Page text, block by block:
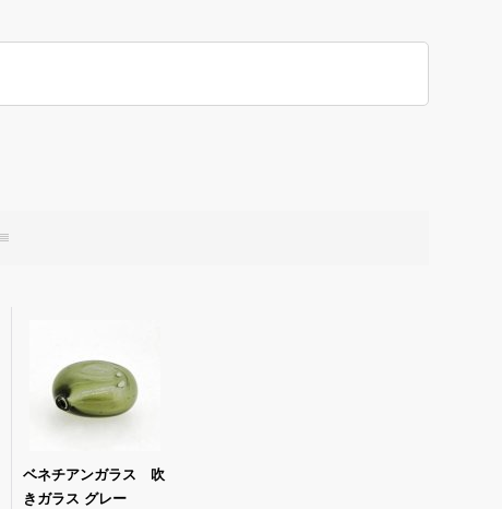
ベネチアンガラス 吹
きガラス グレー